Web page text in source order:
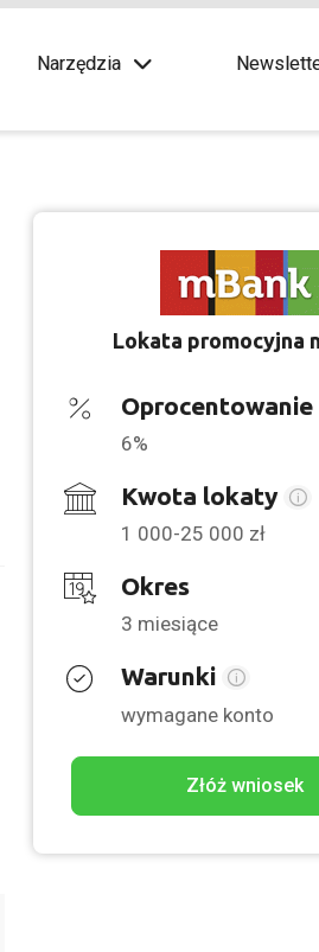
Narzędzia
Lokata promocyjna
Oprocentowanie
6%
Kwota lokaty
1 000-25 000 zł
Okres
3 miesiące
Warunki
wymagane konto
Złóż wniosek